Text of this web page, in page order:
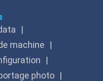
machine
photo